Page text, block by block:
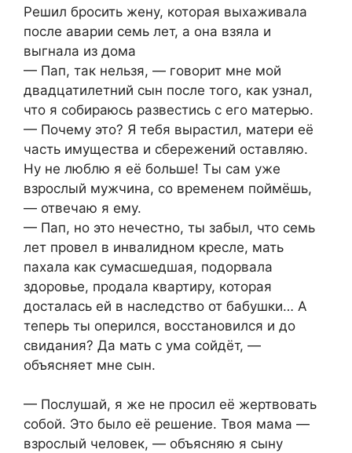
Решил бросить жену, которая выхаживала
после аварии семь лет, а она взяла и
выгнала из дома
— Пап, так нельзя, — говорит мне мой
двадцатилетний сын после того, как узнал,
что я собираюсь развестись с его матерью.
— Почему это? Я тебя вырастил, матери её
часть имущества и сбережений оставляю.
Ну не люблю я её больше! Ты сам уже
взрослый мужчина, со временем поймёшь,
— отвечаю я ему.
— Пап, но это нечестно, ты забыл, что семь
лет провел в инвалидном кресле, мать
пахала как сумасшедшая, подорвала
здоровье, продала квартиру, которая
досталась ей в наследство от бабушки… А
теперь ты оперился, восстановился и до
свидания? Да мать с ума сойдёт, —
объясняет мне сын.
— Послушай, я же не просил её жертвовать
собой. Это было её решение. Твоя мама —
взрослый человек, — объясняю я сыну